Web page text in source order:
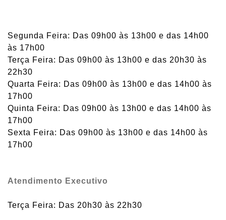
Segunda Feira: Das 09h00 às 13h00 e das 14h00
às 17h00
Terça Feira: Das 09h00 às 13h00 e das 20h30 às
22h30
Quarta Feira: Das 09h00 às 13h00 e das 14h00 às
17h00
Quinta Feira: Das 09h00 às 13h00 e das 14h00 às
17h00
Sexta Feira: Das 09h00 às 13h00 e das 14h00 às
17h00
Atendimento Executivo
Terça Feira: Das 20h30 às 22h30